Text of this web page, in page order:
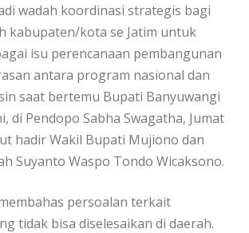
wadah koordinasi strategis bagi
kabupaten/kota se Jatim untuk
isu perencanaan pembangunan
antara program nasional dan
saat bertemu Bupati Banyuwangi
di Pendopo Sabha Swagatha, Jumat
hadir Wakil Bupati Mujiono dan
Suyanto Waspo Tondo Wicaksono.
persoalan terkait
tidak bisa diselesaikan di daerah.